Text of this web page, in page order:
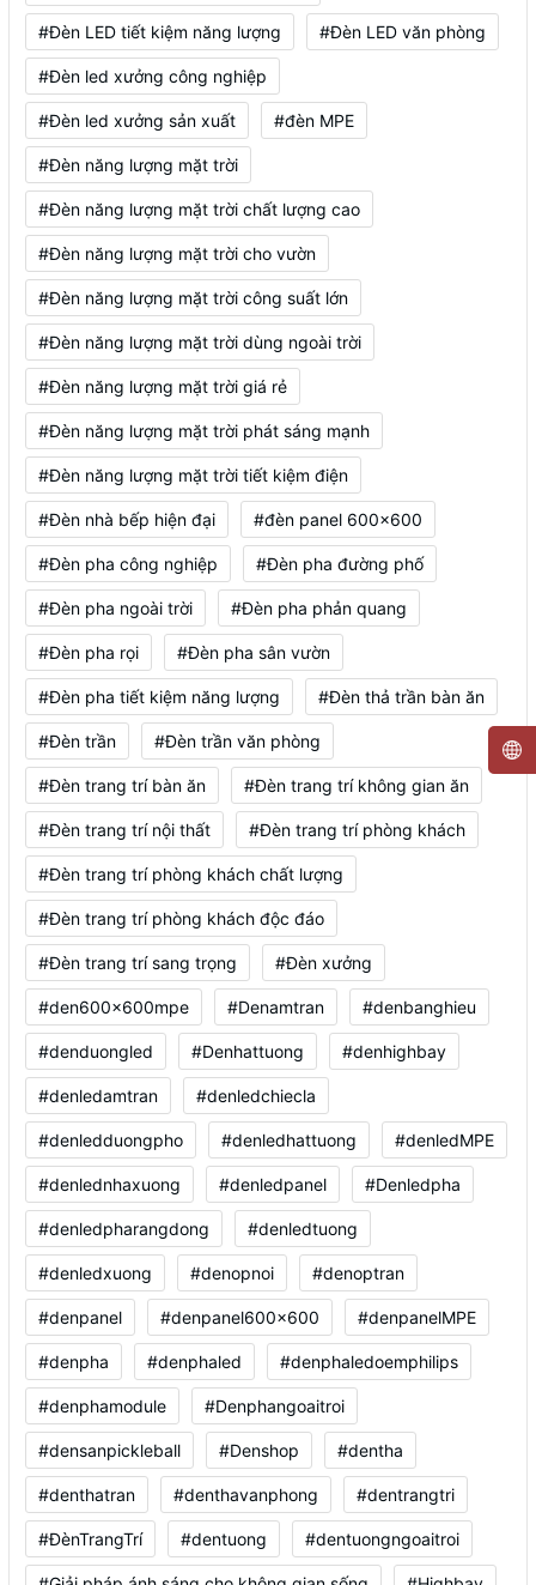
#Đèn LED tiết kiệm năng lượng #Đèn LED văn phòng
#Đèn led xưởng công nghiệp
#Đèn led xưởng sản xuất #đèn MPE
#Đèn năng lượng mặt trời
#Đèn năng lượng mặt trời chất lượng cao
#Đèn năng lượng mặt trời cho vườn
#Đèn năng lượng mặt trời công suất lớn
#Đèn năng lượng mặt trời dùng ngoài trời
#Đèn năng lượng mặt trời giá rẻ
#Đèn năng lượng mặt trời phát sáng mạnh
#Đèn năng lượng mặt trời tiết kiệm điện
#Đèn nhà bếp hiện đại #đèn panel 600x600
#Đèn pha công nghiệp #Đèn pha đường phố
#Đèn pha ngoài trời #Đèn pha phản quang
#Đèn pha rọi #Đèn pha sân vườn
#Đèn pha tiết kiệm năng lượng #Đèn thả trần bàn ăn
#Đèn trần #Đèn trần văn phòng
#Đèn trang trí bàn ăn #Đèn trang trí không gian ăn
#Đèn trang trí nội thất #Đèn trang trí phòng khách
#Đèn trang trí phòng khách chất lượng
#Đèn trang trí phòng khách độc đáo
#Đèn trang trí sang trọng #Đèn xưởng
#den600x600mpe #Denamtran #denbanghieu
#denduongled #Denhattuong #denhighbay
#denledamtran #denledchiecla
#denledduongpho #denledhattuong #denledMPE
#denlednhaxuong #denledpanel #Denledpha
#denledpharangdong #denledtuong
#denledxuong #denopnoi #denoptran
#denpanel #denpanel600x600 #denpanelMPE
#denpha #denphaled #denphaledoemphilips
#denphamodule #Denphangoaitroi
#densanpickleball #Denshop #dentha
#denthatran #denthavanphong #dentrangtri
#ĐènTrangTrí #dentuong #dentuongngoaitroi